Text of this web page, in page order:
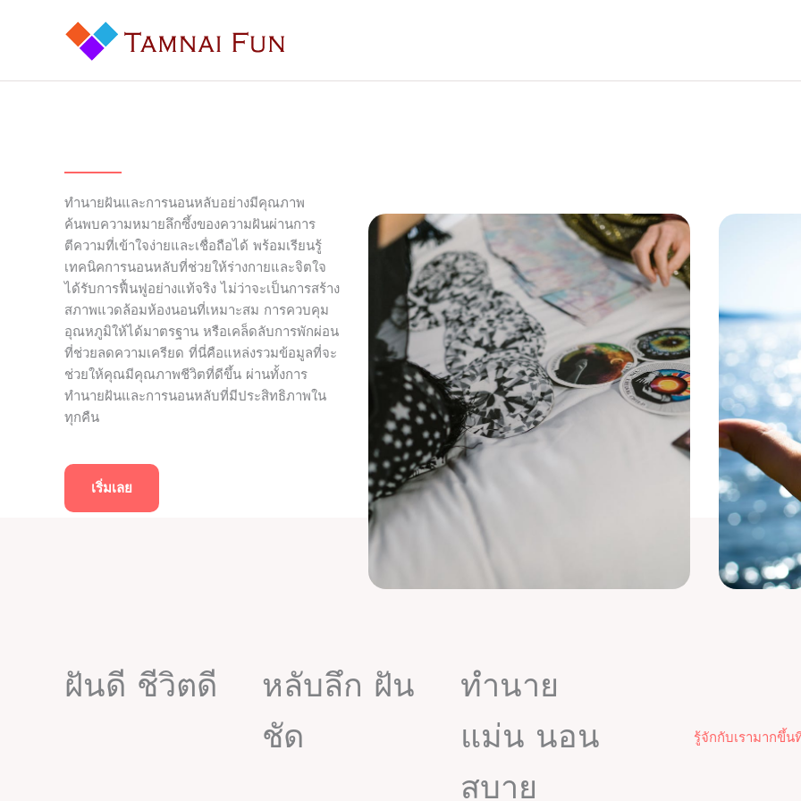
ทำนายฝันและการนอนหลับอย่างมีคุณภาพ
ค้นพบความหมายลึกซึ้งของความฝันผ่านการ
ตีความที่เข้าใจง่ายและเชื่อถือได้ พร้อมเรียนรู้
เทคนิคการนอนหลับที่ช่วยให้ร่างกายและจิตใจ
ได้รับการฟื้นฟูอย่างแท้จริง ไม่ว่าจะเป็นการสร้าง
สภาพแวดล้อมห้องนอนที่เหมาะสม การควบคุม
อุณหภูมิให้ได้มาตรฐาน หรือเคล็ดลับการพักผ่อน
ที่ช่วยลดความเครียด ที่นี่คือแหล่งรวมข้อมูลที่จะ
ช่วยให้คุณมีคุณภาพชีวิตที่ดีขึ้น ผ่านทั้งการ
ทำนายฝันและการนอนหลับที่มีประสิทธิภาพใน
ทุกคืน
เริ่มเลย
ฝันดี ชีวิตดี
หลับลึก ฝัน
ชัด
ทำนาย
แม่น นอน
สบาย
รู้จักกับเรามากขึ้น